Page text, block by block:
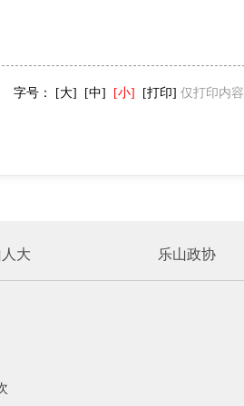
字号： [大] [中] [小] [打印] 仅打印内容
大 乐山政协